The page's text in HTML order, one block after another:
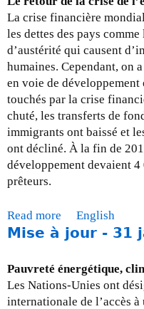
e
r
e
La crise financière
les dettes des pays
d’austérité qui causent
humaines. Cependant, on
en voie de développement
touchés par la crise
chuté, les transferts de
immigrants ont baissé et
ont décliné. À la fin de
développement devaient
prêteurs.
Read more
b
u
t
M
English
Mise à jour - 31
Pauvreté énergétique,
Les Nations-Unies ont
internationale de l’accès à